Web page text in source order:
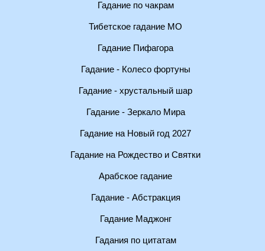
Гадание по чакрам
Тибетское гадание МО
Гадание Пифагора
Гадание - Колесо фортуны
Гадание - хрустальный шар
Гадание - Зеркало Мира
Гадание на Новый год 2027
Гадание на Рождество и Святки
Арабское гадание
Гадание - Абстракция
Гадание Маджонг
Гадания по цитатам